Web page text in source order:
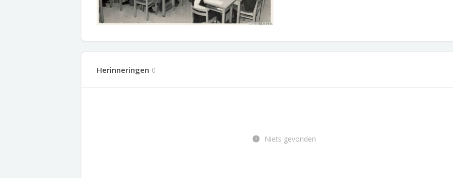
Herinneringen 0
Niets gevonden